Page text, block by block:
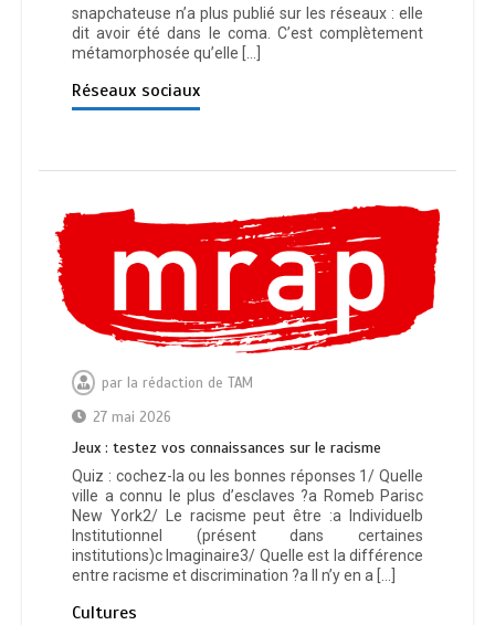
snapchateuse n’a plus publié sur les réseaux : elle
dit avoir été dans le coma. C’est complètement
métamorphosée qu’elle […]
Réseaux sociaux
par la rédaction de TAM
27 mai 2026
Jeux : testez vos connaissances sur le racisme
Quiz : cochez-la ou les bonnes réponses 1/ Quelle
ville a connu le plus d’esclaves ?a Romeb Parisc
New York2/ Le racisme peut être :a Individuelb
Institutionnel (présent dans certaines
institutions)c Imaginaire3/ Quelle est la différence
entre racisme et discrimination ?a Il n’y en a […]
Cultures